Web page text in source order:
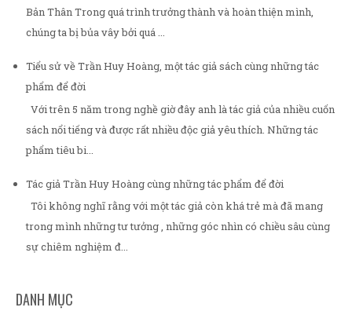
Bản Thân Trong quá trình trưởng thành và hoàn thiện mình,
chúng ta bị bủa vây bởi quá ...
Tiểu sử về Trần Huy Hoàng, một tác giả sách cùng những tác
phẩm để đời
Với trên 5 năm trong nghề giờ đây anh là tác giả của nhiều cuốn
sách nổi tiếng và được rất nhiều độc giả yêu thích. Những tác
phẩm tiêu bi...
Tác giả Trần Huy Hoàng cùng những tác phẩm để đời
Tôi không nghĩ rằng với một tác giả còn khá trẻ mà đã mang
trong mình những tư tưởng , những góc nhìn có chiều sâu cùng
sự chiêm nghiệm đ...
DANH MỤC